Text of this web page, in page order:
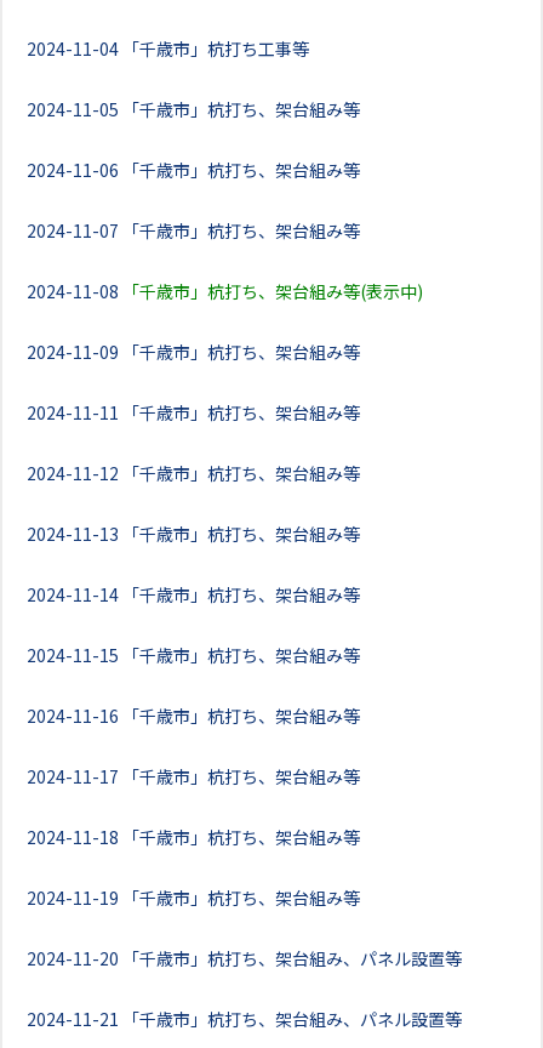
2024-11-04 「千歳市」杭打ち工事等
2024-11-05 「千歳市」杭打ち、架台組み等
2024-11-06 「千歳市」杭打ち、架台組み等
2024-11-07 「千歳市」杭打ち、架台組み等
2024-11-08 「千歳市」杭打ち、架台組み等(表示中)
2024-11-09 「千歳市」杭打ち、架台組み等
2024-11-11 「千歳市」杭打ち、架台組み等
2024-11-12 「千歳市」杭打ち、架台組み等
2024-11-13 「千歳市」杭打ち、架台組み等
2024-11-14 「千歳市」杭打ち、架台組み等
2024-11-15 「千歳市」杭打ち、架台組み等
2024-11-16 「千歳市」杭打ち、架台組み等
2024-11-17 「千歳市」杭打ち、架台組み等
2024-11-18 「千歳市」杭打ち、架台組み等
2024-11-19 「千歳市」杭打ち、架台組み等
2024-11-20 「千歳市」杭打ち、架台組み、パネル設置等
2024-11-21 「千歳市」杭打ち、架台組み、パネル設置等